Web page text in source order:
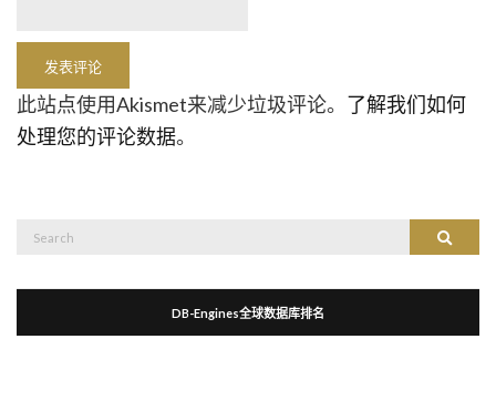
此站点使用Akismet来减少垃圾评论。 了解我们如何
处理您的评论数据。
Search
Search
DB-Engines全球数据库排名